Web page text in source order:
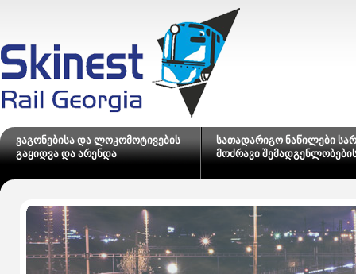
ვაგონებისა და ლოკომოტივების
გაყიდვა და არენდა
სათადარიგო ნაწილები
მოძრავი